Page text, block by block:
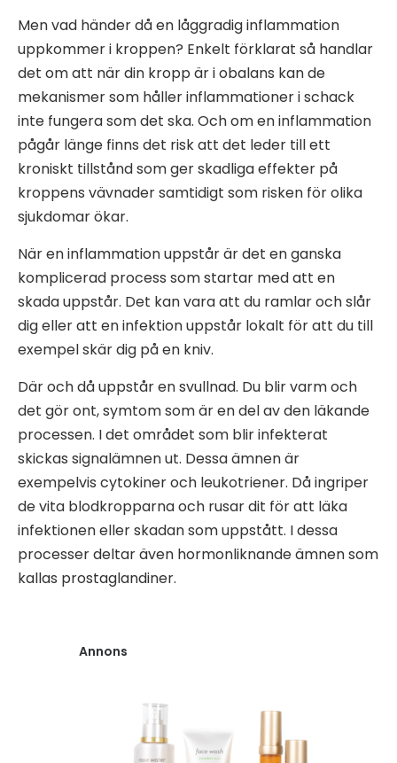
Men vad händer då en låggradig inflammation
uppkommer i kroppen? Enkelt förklarat så handlar
det om att när din kropp är i obalans kan de
mekanismer som håller inflammationer i schack
inte fungera som det ska. Och om en inflammation
pågår länge finns det risk att det leder till ett
kroniskt tillstånd som ger skadliga effekter på
kroppens vävnader samtidigt som risken för olika
sjukdomar ökar.
När en inflammation uppstår är det en ganska
komplicerad process som startar med att en
skada uppstår. Det kan vara att du ramlar och slår
dig eller att en infektion uppstår lokalt för att du till
exempel skär dig på en kniv.
Där och då uppstår en svullnad. Du blir varm och
det gör ont, symtom som är en del av den läkande
processen. I det området som blir infekterat
skickas signalämnen ut. Dessa ämnen är
exempelvis cytokiner och leukotriener. Då ingriper
de vita blodkropparna och rusar dit för att läka
infektionen eller skadan som uppstått. I dessa
processer deltar även hormonliknande ämnen som
kallas prostaglandiner.
Annons